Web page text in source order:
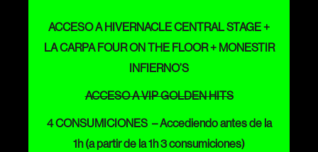
ACCESO A HIVERNACLE CENTRAL STAGE +
LA CARPA FOUR ON THE FLOOR + MONESTIR
INFIERNO’S
ACCESO A VIP GOLDEN HITS
4 CONSUMICIONES – Accediendo antes de la
1h (a partir de la 1h 3 consumiciones)